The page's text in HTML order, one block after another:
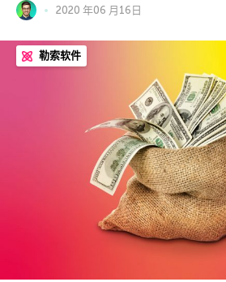
2020 年06 月16日
勒索软件